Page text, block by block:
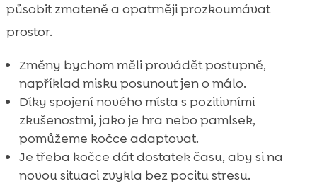
působit zmateně a opatrněji prozkoumávat
prostor.
Změny bychom měli provádět postupně,
například misku posunout jen o málo.
Díky spojení nového místa s pozitivními
zkušenostmi, jako je hra nebo pamlsek,
pomůžeme kočce adaptovat.
Je třeba kočce dát dostatek času, aby si na
novou situaci zvykla bez pocitu stresu.